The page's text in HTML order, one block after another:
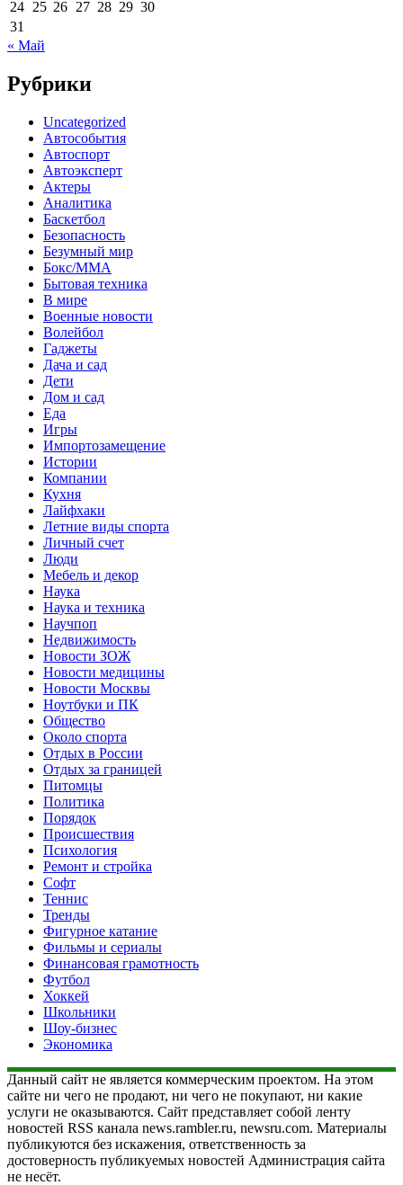
24 25 26 27 28 29 30
31
« Май
Рубрики
Uncategorized
Автособытия
Автоспорт
Автоэксперт
Актеры
Аналитика
Баскетбол
Безопасность
Безумный мир
Бокс/MMA
Бытовая техника
В мире
Военные новости
Волейбол
Гаджеты
Дача и сад
Дети
Дом и сад
Еда
Игры
Импортозамещение
Истории
Компании
Кухня
Лайфхаки
Летние виды спорта
Личный счет
Люди
Мебель и декор
Наука
Наука и техника
Научпоп
Недвижимость
Новости ЗОЖ
Новости медицины
Новости Москвы
Ноутбуки и ПК
Общество
Около спорта
Отдых в России
Отдых за границей
Питомцы
Политика
Порядок
Происшествия
Психология
Ремонт и стройка
Софт
Теннис
Тренды
Фигурное катание
Фильмы и сериалы
Финансовая грамотность
Футбол
Хоккей
Школьники
Шоу-бизнес
Экономика
Данный сайт не является коммерческим проектом. На этом
сайте ни чего не продают, ни чего не покупают, ни какие
услуги не оказываются. Сайт представляет собой ленту
новостей RSS канала news.rambler.ru, newsru.com. Материалы
публикуются без искажения, ответственность за
достоверность публикуемых новостей Администрация сайта
не несёт.